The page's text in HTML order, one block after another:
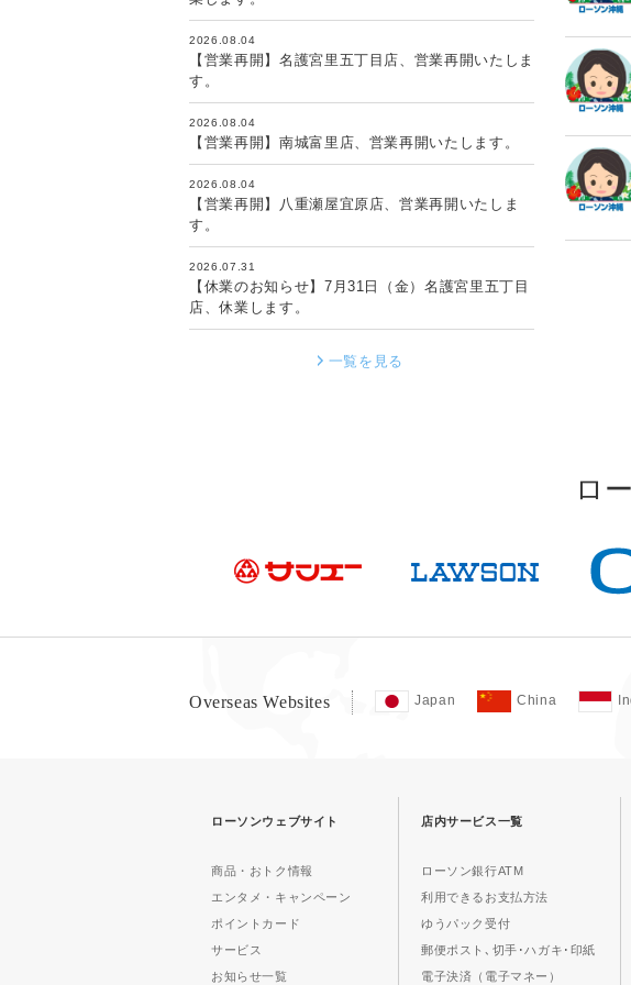
2026.08.04
【営業再開】名護宮里五丁目店、営業再開いたしま
す。
2026.08.04
【営業再開】南城富里店、営業再開いたします。
2026.08.04
【営業再開】八重瀬屋宜原店、営業再開いたしま
す。
2026.07.31
【休業のお知らせ】7月31日（金）名護宮里五丁目
店、休業します。
一覧を見る
ロ
Overseas Websites Japan China
ローソンウェブサイト
商品・おトク情報
エンタメ・キャンペーン
ポイントカード
サービス
お知らせ一覧
店内サービス一覧
ローソン銀行ATM
利用できるお支払方法
ゆうパック受付
郵便ポスト､切手･ハガキ･印紙
電子決済（電子マネー）